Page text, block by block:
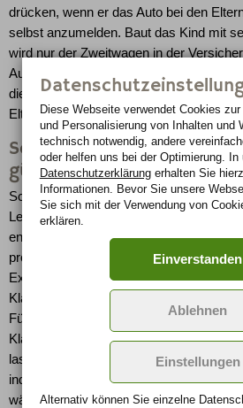
drücken, wenn er das Auto bei den
selbst anzumelden. Baut das Kind mit
wird nur der Zweitwagen in der
Auto der Eltern. Bleibt der junge Fahrer
die erreichten Schadenfreiheitsklassen
Eltern in eine eigene Police mitnehmen.
Schadenfreiheitsklassen
günstiges Modell wählen
Schadenfreiheitsklassen lassen sich
Lebenspartnern übernehmen. "Wenn
entschließt, ihr Auto abzumelden, kann
profitieren und sich günstiger
Expertin Annika Krempel. Allerdings
Klassen übernehmen, wie man selbst
Führerscheins schon hätte ansammeln
Klassen von Rollern (ab 50
lassen sich übertragen. Fahranfänger
indem sie ein Automodell mit niedriger
wählen. "Zum Beispiel ist ein VW Golf
Diese Webseite verwendet Cookies
und Personalisierung von Inhalten und
technisch notwendig, andere
oder helfen uns bei der Optimierung. In
Datenschutzerklärungerhalten Sie
Informationen. Bevor Sie unsere
Sie sich mit der Verwendung von
erklären.
Einverstanden
Ablehnen
Einstellungen
Alternativ können Sie einzelne